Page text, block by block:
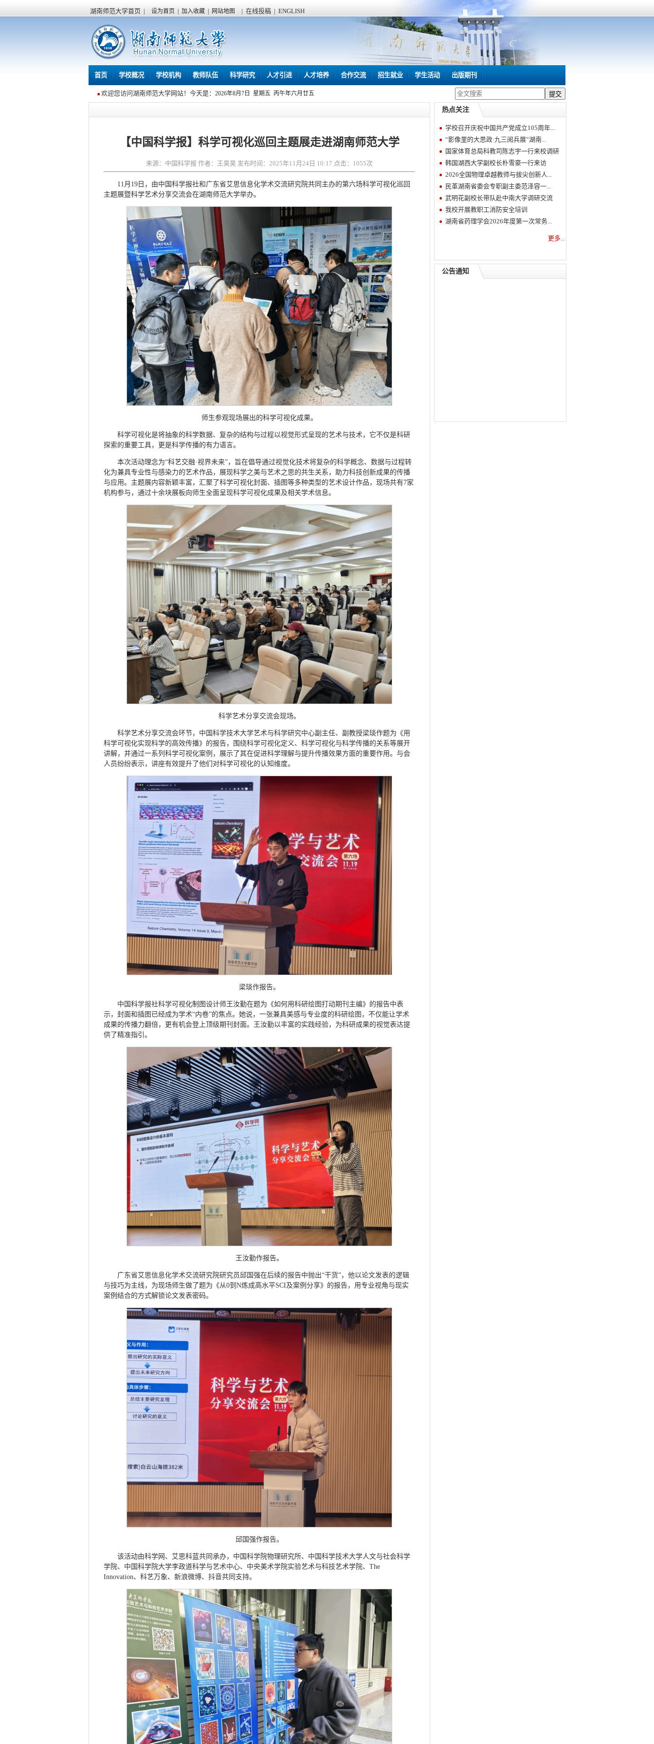
湖南师范大学首页 | 设为首页 加入收藏 网站地图 | 在线投稿 | ENGLISH
首页 学校概况 学校机构 教师队伍 科学研究 人才引进 人才培养 合作交流 招生就业 学生活动 出版期刊
欢迎您访问湖南师范大学网站！今天是： 2026年8月7日 星期五 丙午年六月廿五
【中国科学报】科学可视化巡回主题展走进湖南师范大学
来源：中国科学报 作者：王昊昊 发布时间：2025年11月24日 10:17 点击： 1055次
11月19日，由中国科学报社和广东省艾思信息化学术交流研究院共同主办的第六场科学可视化巡回
主题展暨科学艺术分享交流会在湖南师范大学举办。
师生参观现场展出的科学可视化成果。
科学可视化是将抽象的科学数据、复杂的结构与过程以视觉形式呈现的艺术与技术，它不仅是科研
探索的重要工具，更是科学传播的有力语言。
本次活动理念为“科艺交融·视界未来”，旨在倡导通过视觉化技术将复杂的科学概念、数据与过程转
化为兼具专业性与感染力的艺术作品，展现科学之美与艺术之思的共生关系，助力科技创新成果的传播
与应用。主题展内容新颖丰富，汇聚了科学可视化封面、插图等多种类型的艺术设计作品，现场共有7家
机构参与，通过十余块展板向师生全面呈现科学可视化成果及相关学术信息。
科学艺术分享交流会现场。
科学艺术分享交流会环节，中国科学技术大学艺术与科学研究中心副主任、副教授梁琰作题为《用
科学可视化实现科学的高效传播》的报告，围绕科学可视化定义、科学可视化与科学传播的关系等展开
讲解，并通过一系列科学可视化案例，展示了其在促进科学理解与提升传播效果方面的重要作用。与会
人员纷纷表示，讲座有效提升了他们对科学可视化的认知维度。
梁琰作报告。
中国科学报社科学可视化制图设计师王汝勤在题为《如何用科研绘图打动期刊主编》的报告中表
示，封面和插图已经成为学术“内卷”的焦点。她说，一张兼具美感与专业度的科研绘图，不仅能让学术
成果的传播力翻倍，更有机会登上顶级期刊封面。王汝勤以丰富的实践经验，为科研成果的视觉表达提
供了精准指引。
王汝勤作报告。
广东省艾思信息化学术交流研究院研究员邱国强在后续的报告中抛出“干货”，他以论文发表的逻辑
与技巧为主线，为现场师生做了题为《从0到N炼成高水平SCI及案例分享》的报告，用专业视角与现实
案例结合的方式解锁论文发表密码。
邱国强作报告。
该活动由科学网、艾思科蓝共同承办，中国科学院物理研究所、中国科学技术大学人文与社会科学
学院、中国科学院大学李政道科学与艺术中心、中央美术学院实验艺术与科技艺术学院、The
Innovation、科艺万象、新浪微博、抖音共同支持。
热点关注
学校召开庆祝中国共产党成立105周年...
“影像里的大思政·九三阅兵展”湖南...
国家体育总局科教司陈志宇一行来校调研
韩国湖西大学副校长朴雪豪一行来访
2026全国物理卓越教师与拔尖创新人...
民革湖南省委会专职副主委范泽容一...
武明花副校长带队赴中南大学调研交流
我校开展教职工消防安全培训
湖南省药理学会2026年度第一次常务...
更多...
公告通知